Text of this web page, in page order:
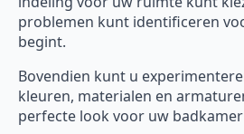
problemen kunt identificeren
begint.
Bovendien kunt u
kleuren, materialen en
perfecte look voor uw